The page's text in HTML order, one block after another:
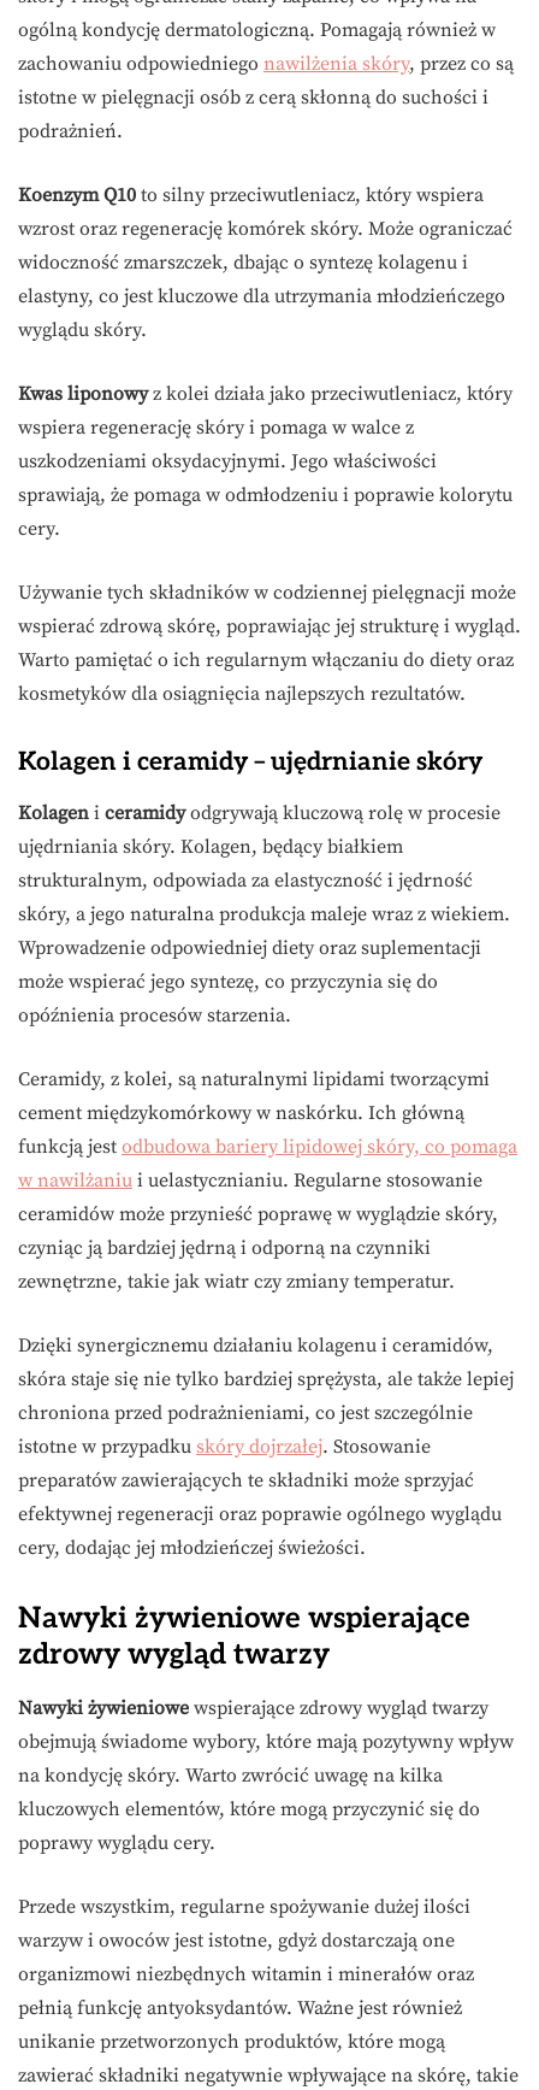
ogólną kondycję dermatologiczną. Pomagają również w
zachowaniu odpowiedniego nawilżenia skóry, przez co są
istotne w pielęgnacji osób z cerą skłonną do suchości i
podrażnień.
Koenzym Q10 to silny przeciwutleniacz, który wspiera
wzrost oraz regenerację komórek skóry. Może ograniczać
widoczność zmarszczek, dbając o syntezę kolagenu i
elastyny, co jest kluczowe dla utrzymania młodzieńczego
wyglądu skóry.
Kwas liponowyz kolei działa jako przeciwutleniacz, który
wspiera regenerację skóry i pomaga w walce z
uszkodzeniami oksydacyjnymi. Jego właściwości
sprawiają, że pomaga w odmłodzeniu i poprawie kolorytu
cery.
Używanie tych składników w codziennej pielęgnacji może
wspierać zdrową skórę, poprawiając jej strukturę i wygląd.
Warto pamiętać o ich regularnym włączaniu do diety oraz
kosmetyków dla osiągnięcia najlepszych rezultatów.
Kolagen i ceramidy – ujędrnianie skóry
Kolagen i ceramidyodgrywają kluczową rolę w procesie
ujędrniania skóry. Kolagen, będący białkiem
strukturalnym, odpowiada za elastyczność i jędrność
skóry, a jego naturalna produkcja maleje wraz z wiekiem.
Wprowadzenie odpowiedniej diety oraz suplementacji
może wspierać jego syntezę, co przyczynia się do
opóźnienia procesów starzenia.
Ceramidy, z kolei, są naturalnymi lipidami tworzącymi
cement międzykomórkowy w naskórku. Ich główną
funkcją jest odbudowa bariery lipidowej skóry, co pomaga
w nawilżaniu i uelastycznianiu. Regularne stosowanie
ceramidów może przynieść poprawę w wyglądzie skóry,
czyniąc ją bardziej jędrną i odporną na czynniki
zewnętrzne, takie jak wiatr czy zmiany temperatur.
Dzięki synergicznemu działaniu kolagenu i ceramidów,
skóra staje się nie tylko bardziej sprężysta, ale także lepiej
chroniona przed podrażnieniami, co jest szczególnie
istotne w przypadku skóry dojrzałej. Stosowanie
preparatów zawierających te składniki może sprzyjać
efektywnej regeneracji oraz poprawie ogólnego wyglądu
cery, dodając jej młodzieńczej świeżości.
Nawyki żywieniowe wspierające
zdrowy wygląd twarzy
Nawyki żywieniowe wspierające zdrowy wygląd twarzy
obejmują świadome wybory, które mają pozytywny wpływ
na kondycję skóry. Warto zwrócić uwagę na kilka
kluczowych elementów, które mogą przyczynić się do
poprawy wyglądu cery.
Przede wszystkim, regularne spożywanie dużej ilości
warzyw i owoców jest istotne, gdyż dostarczają one
organizmowi niezbędnych witamin i minerałów oraz
pełnią funkcję antyoksydantów. Ważne jest również
unikanie przetworzonych produktów, które mogą
zawierać składniki negatywnie wpływające na skórę, takie